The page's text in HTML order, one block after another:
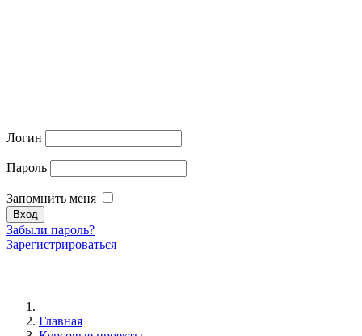
Логин
Пароль
Запомнить меня
Забыли пароль?
Зарегистрироваться
Главная